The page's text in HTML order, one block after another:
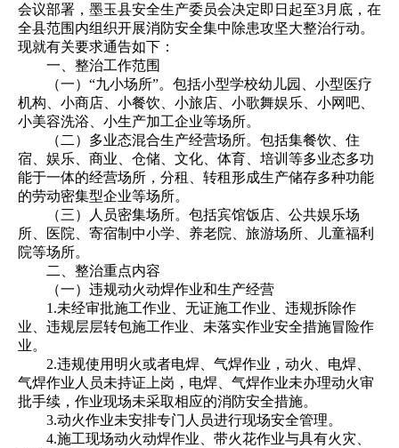
会议部署，墨玉县安全生产委员会决定即日起至3月底，在
全县范围内组织开展消防安全集中除患攻坚大整治行动。
现就有关要求通告如下：
一、整治工作范围
（一）“九小场所”。包括小型学校幼儿园、小型医疗
机构、小商店、小餐饮、小旅店、小歌舞娱乐、小网吧、
小美容洗浴、小生产加工企业等场所。
（二）多业态混合生产经营场所。包括集餐饮、住
宿、娱乐、商业、仓储、文化、体育、培训等多业态多功
能于一体的经营场所，分租、转租形成生产储存多种功能
的劳动密集型企业等场所。
（三）人员密集场所。包括宾馆饭店、公共娱乐场
所、医院、寄宿制中小学、养老院、旅游场所、儿童福利
院等场所。
二、整治重点内容
（一）违规动火动焊作业和生产经营
1.未经审批施工作业、无证施工作业、违规拆除作
业、违规层层转包施工作业、未落实作业安全措施冒险作
业。
2.违规使用明火或者电焊、气焊作业，动火、电焊、
气焊作业人员未持证上岗，电焊、气焊作业未办理动火审
批手续，作业现场未采取相应的消防安全措施。
3.动火作业未安排专门人员进行现场安全管理。
4.施工现场动火动焊作业、带火花作业与具有火灾、